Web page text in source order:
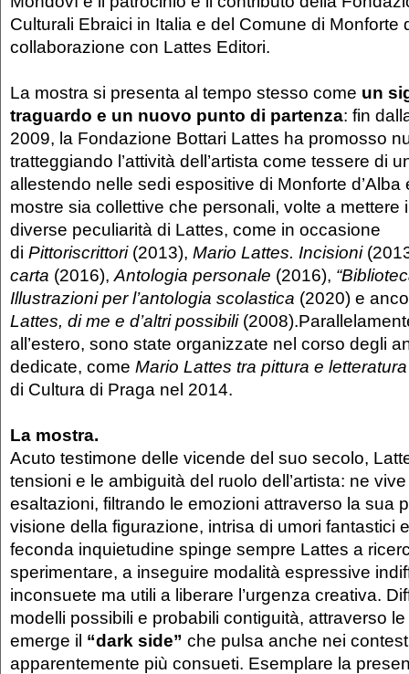
Culturali Ebraici in Italia e del Comune di Monforte
collaborazione con Lattes Editori.
La mostra si presenta al tempo stesso come un
traguardo e un nuovo punto di partenza: fin
2009, la Fondazione Bottari Lattes ha promosso
tratteggiando l’attività dell’artista come tessere di
allestendo nelle sedi espositive di Monforte d’Alba
mostre sia collettive che personali, volte a mettere
diverse peculiarità di Lattes, come in occasione
di Pittoriscrittori (2013), Mario Lattes. Incisioni
carta (2016), Antologia personale (2016),
Illustrazioni per l’antologia scolastica (2020) e
Lattes, di me e d’altri possibili
all’estero, sono state organizzate nel corso degli
dedicate, come Mario Lattes tra pittura e letteratura
di Cultura di Praga nel 2014.
La mostra.
Acuto testimone delle vicende del suo secolo,
tensioni e le ambiguità del ruolo dell’artista: ne
esaltazioni, filtrando le emozioni attraverso la sua
visione della figurazione, intrisa di umori fantastici
feconda inquietudine spinge sempre Lattes a
sperimentare, a inseguire modalità espressive
inconsuete ma utili a liberare l’urgenza creativa.
modelli possibili e probabili contiguità, attraverso
emerge il “dark side” che pulsa anche nei
apparentemente più consueti. Esemplare la